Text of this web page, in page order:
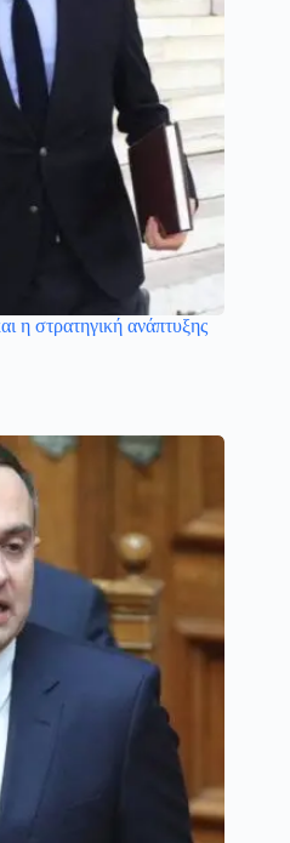
η στρατηγική ανάπτυξης